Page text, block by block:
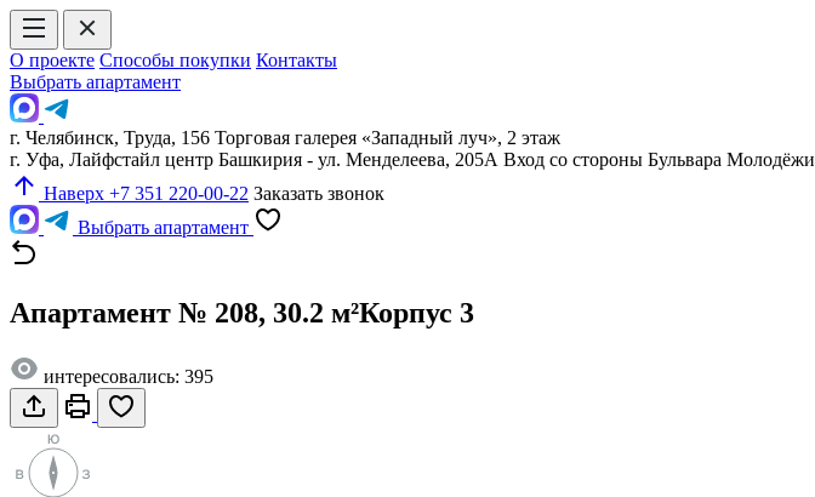
О проекте Способы покупки Контакты
Выбрать апартамент
г. Челябинск, Труда, 156 Торговая галерея «Западный луч», 2 этаж
г. Уфа, Лайфстайл центр Башкирия - ул. Менделеева, 205А Вход со стороны Бульвара Молодёжи
Наверх +7 351 220-00-22 Заказать звонок
Выбрать апартамент
Апартамент № 208, 30.2 м²Корпус 3
интересовались: 395